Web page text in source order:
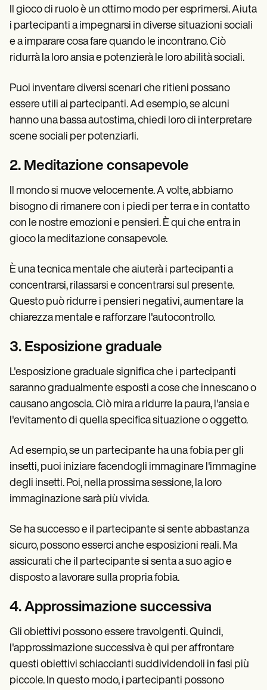
Il gioco di ruolo è un ottimo modo per esprimersi. Aiuta
i partecipanti a impegnarsi in diverse situazioni sociali
e a imparare cosa fare quando le incontrano. Ciò
ridurrà la loro ansia e potenzierà le loro abilità sociali.
Puoi inventare diversi scenari che ritieni possano
essere utili ai partecipanti. Ad esempio, se alcuni
hanno una bassa autostima, chiedi loro di interpretare
scene sociali per potenziarli.
2. Meditazione consapevole
Il mondo si muove velocemente. A volte, abbiamo
bisogno di rimanere con i piedi per terra e in contatto
con le nostre emozioni e pensieri. È qui che entra in
gioco la meditazione consapevole.
È una tecnica mentale che aiuterà i partecipanti a
concentrarsi, rilassarsi e concentrarsi sul presente.
Questo può ridurre i pensieri negativi, aumentare la
chiarezza mentale e rafforzare l'autocontrollo.
3. Esposizione graduale
L'esposizione graduale significa che i partecipanti
saranno gradualmente esposti a cose che innescano o
causano angoscia. Ciò mira a ridurre la paura, l'ansia e
l'evitamento di quella specifica situazione o oggetto.
Ad esempio, se un partecipante ha una fobia per gli
insetti, puoi iniziare facendogli immaginare l'immagine
degli insetti. Poi, nella prossima sessione, la loro
immaginazione sarà più vivida.
Se ha successo e il partecipante si sente abbastanza
sicuro, possono esserci anche esposizioni reali. Ma
assicurati che il partecipante si senta a suo agio e
disposto a lavorare sulla propria fobia.
4. Approssimazione successiva
Gli obiettivi possono essere travolgenti. Quindi,
l'approssimazione successiva è qui per affrontare
questi obiettivi schiaccianti suddividendoli in fasi più
piccole. In questo modo, i partecipanti possono